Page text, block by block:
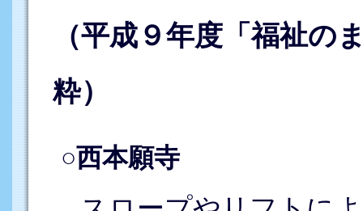
（平成９年度「福祉の
粋）
○西本願寺